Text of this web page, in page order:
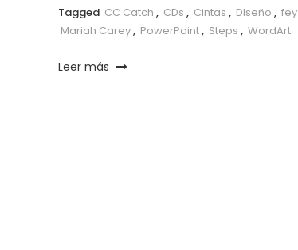
Tagged CC Catch , CDs , Cintas , DIseño , fey
Mariah Carey, PowerPoint, Steps , WordArt
Leer más